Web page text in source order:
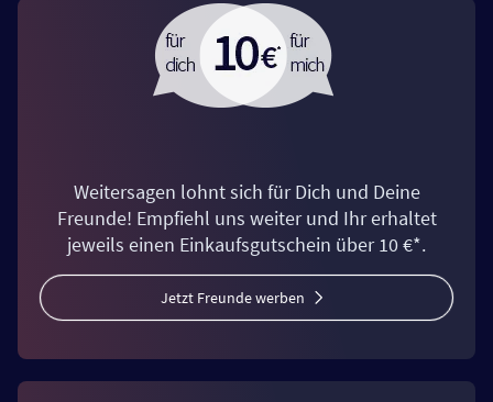
Weitersagen lohnt sich für Dich und Deine
Freunde! Empfiehl uns weiter und Ihr erhaltet
jeweils einen Einkaufsgutschein über 10 €*.
Jetzt Freunde werben